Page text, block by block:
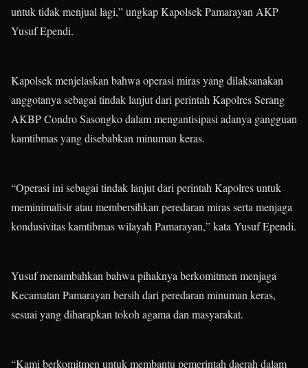
untuk tidak menjual lagi,” ungkap Kapolsek Pamarayan AKP
Yusuf Ependi.
Kapolsek menjelaskan bahwa operasi miras yang dilaksanakan
anggotanya sebagai tindak lanjut dari perintah Kapolres Serang
AKBP Condro Sasongko dalam mengantisipasi adanya gangguan
kamtibmas yang disebabkan minuman keras.
“Operasi ini sebagai tindak lanjut dari perintah Kapolres untuk
meminimalisir atau membersihkan peredaran miras serta menjaga
kondusivitas kamtibmas wilayah Pamarayan,” kata Yusuf Ependi.
Yusuf menambahkan bahwa pihaknya berkomitmen menjaga
Kecamatan Pamarayan bersih dari peredaran minuman keras,
sesuai yang diharapkan tokoh agama dan masyarakat.
“Kami berkomitmen untuk membantu pemerintah daerah dalam